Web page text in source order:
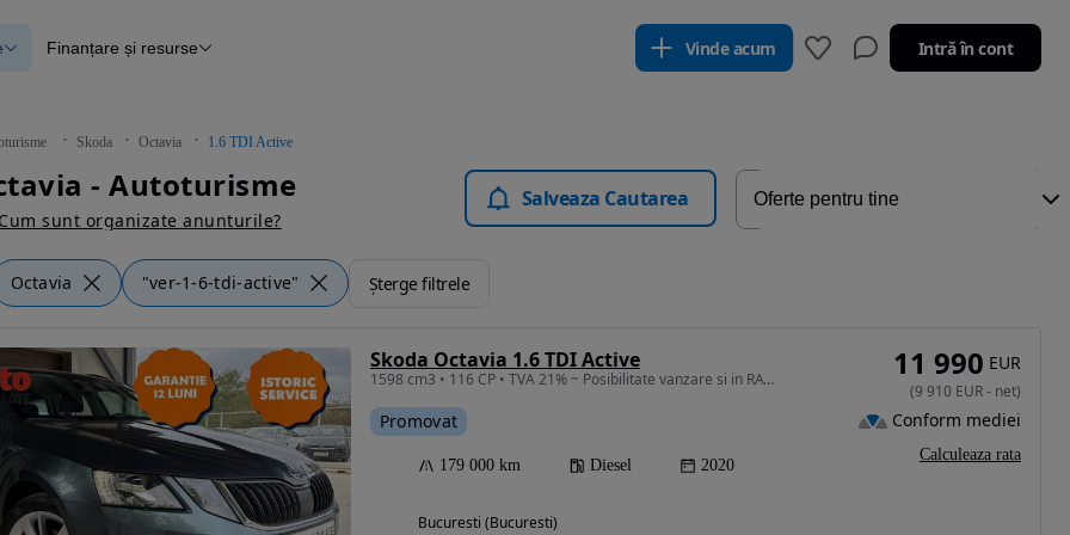
verificate
Blog Autovit.ro
Finanțare și resurse Vinde acum Intră în cont
Skoda Octavia 1.6 TDI Active
- Autoturisme
Cum sunt organizate anunturile?
Salveaza Cautarea
Octavia "ver-1-6-tdi-active" Șterge filtrele
Skoda Octavia 1.6 TDI Active
1598 cm3 • 116 CP • TVA 21% ~ Posibilitate vanzare si in RATE ~ Credit Leasing
Promovat
179 000 km Diesel 2020
Bucuresti (Bucuresti)
11 990 EUR
(9 910 EUR- net)
Conform mediei
Calculeaza rata